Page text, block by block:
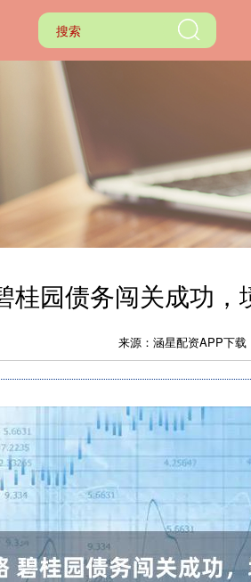
桂园债务闯关成功
来源：涵星配资APP下载